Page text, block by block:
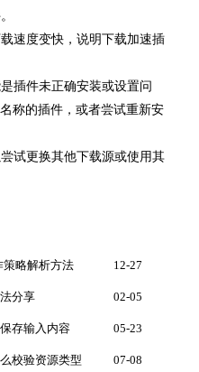
速度变快，说明下载加速插
插件未正确安装或设置问
称的插件，或者尝试重新安
试更换其他下载源或使用其
策略解析方法 12-27
分享 02-05
存输入内容 05-23
校验资源类型 07-08